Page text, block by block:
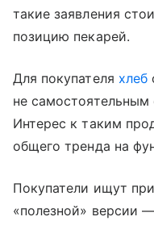
такие заявления
позицию пекарей.
Для покупателя хлеб
не самостоятельным
Интерес к таким
общего тренда на
Покупатели ищут
«полезной» версии